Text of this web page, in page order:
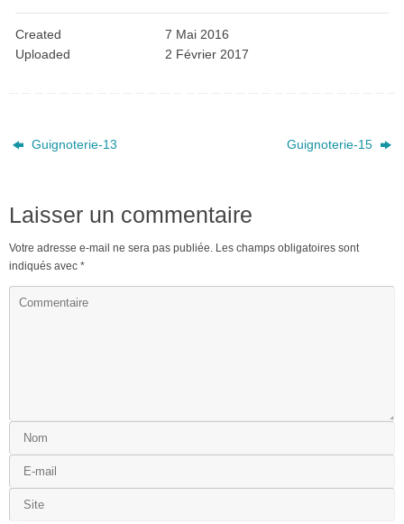
Created
7 Mai 2016
Uploaded
2 Février 2017
Guignoterie-13 Guignoterie-15
Laisser un commentaire
Votre adresse e-mail ne sera pas publiée. Les champs obligatoires sont
indiqués avec *